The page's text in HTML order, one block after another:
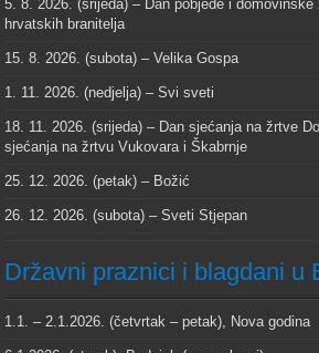
5. 8. 2026. (srijeda) – Dan pobjede i
hrvatskih branitelja
15. 8. 2026. (subota) – Velika Gospa
1. 11. 2026. (nedjelja) – Svi sveti
18. 11. 2026. (srijeda) – Dan sjećanja na žrtve
sjećanja na žrtvu Vukovara i Škabrnje
25. 12. 2026. (petak) – Božić
26. 12. 2026. (subota) – Sveti Stjepan
Državni praznici i blagdani u
1.1. – 2.1.2026. (četvrtak – petak), Nova godina